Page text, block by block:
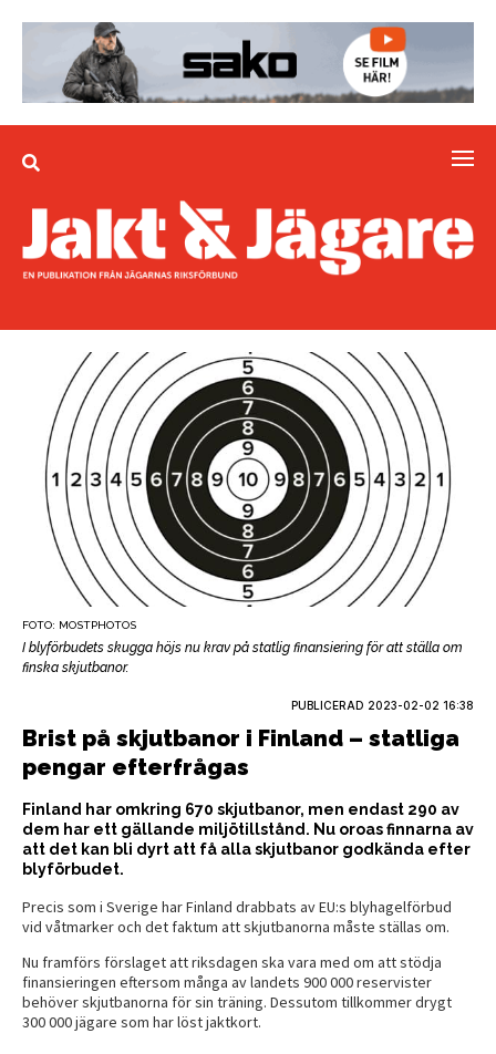
FOTO: MOSTPHOTOS
I blyförbudets skugga höjs nu krav på statlig finansiering för att ställa om
finska skjutbanor.
PUBLICERAD 2023-02-02 16:38
Brist på skjutbanor i Finland – statliga
pengar efterfrågas
Finland har omkring 670 skjutbanor, men endast 290 av
dem har ett gällande miljötillstånd. Nu oroas finnarna av
att det kan bli dyrt att få alla skjutbanor godkända efter
blyförbudet.
Precis som i Sverige har Finland drabbats av EU:s blyhagelförbud
vid våtmarker och det faktum att skjutbanorna måste ställas om.
Nu framförs förslaget att riksdagen ska vara med om att stödja
finansieringen eftersom många av landets 900 000 reservister
behöver skjutbanorna för sin träning. Dessutom tillkommer drygt
300 000 jägare som har löst jaktkort.